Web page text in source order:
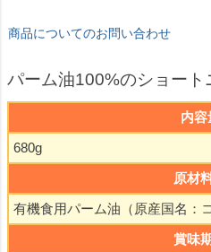
商品についてのお問い合わせ
パーム油100%のショート
内容
680g
原材
有機食用パーム油（原産国名：
賞味